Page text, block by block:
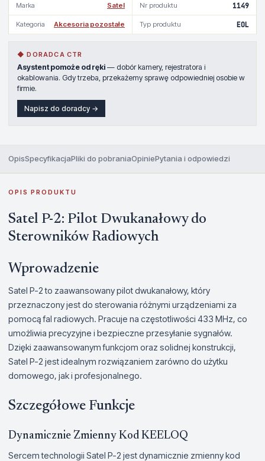
Marka Satel Nr produktu 1149
Kategoria Akcesoria pozostałe Typ produktu EOL
◆ DORADCA CTR
Asystent pomoże od ręki — dobór kamery, rejestratora i
okablowania. Gdy trzeba, przekażemy sprawę odpowiedniej osobie w
firmie.
Napisz do doradcy →
OpisSpecyfikacjaPliki do pobraniaOpiniePytania i odpowiedzi
OPIS PRODUKTU
Satel P-2: Pilot Dwukanałowy do
Sterowników Radiowych
Wprowadzenie
Satel P-2 to zaawansowany pilot dwukanałowy, który
przeznaczony jest do sterowania różnymi urządzeniami za
pomocą fal radiowych. Pracuje na częstotliwości 433 MHz, co
umożliwia precyzyjne i bezpieczne przesyłanie sygnałów.
Dzięki zaawansowanym funkcjom oraz solidnej konstrukcji,
Satel P-2 jest idealnym rozwiązaniem zarówno do użytku
domowego, jak i profesjonalnego.
Szczegółowe Funkcje
Dynamicznie Zmienny Kod KEELOQ
Sercem technologii Satel P-2 jest dynamicznie zmienny kod